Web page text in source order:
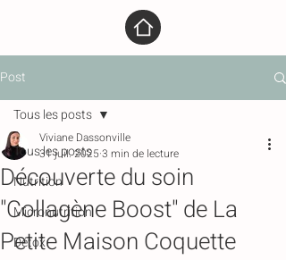
Post
Tous les posts
Nutrition
Micronutrition
Détox
Tous les posts
Découverte du soin
"Collagène Boost" de La
Petite Maison Coquette
Viviane Dassonville
31 juil. 2025 3 min de lecture